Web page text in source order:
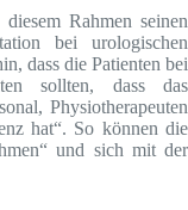
Rahmen seinen
bei urologischen
dass die Patienten bei
sollten, dass das
Physiotherapeuten
hat“. So können die
und sich mit der